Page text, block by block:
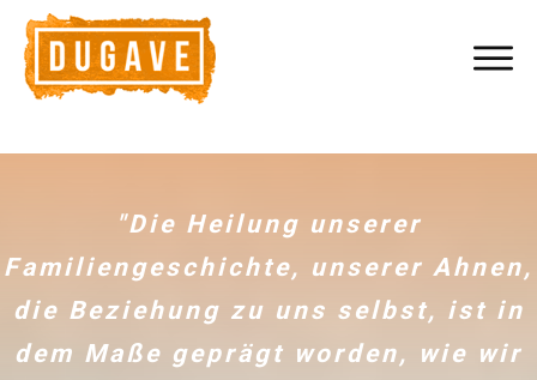
"Die Heilung unserer
Familiengeschichte, unserer Ahnen,
die Beziehung zu uns selbst, ist in
dem Maße geprägt worden, wie wir